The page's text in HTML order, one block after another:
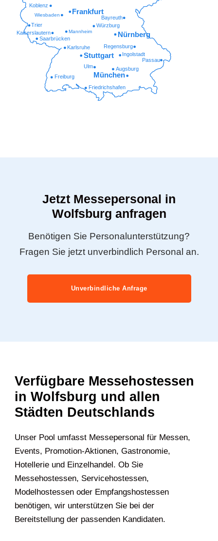
Friedrichshafen
Freiburg
Augsburg
Ulm
Passau
Ingolstadt
Regensburg
Karlsruhe
Saarbrücken
Kaiserslautern Mannheim
Würzburg
Trier
Wiesbaden Bayreuth
Koblenz
München
Stuttgart
Nürnberg
Frankfurt
Jetzt Messepersonal in
Wolfsburg anfragen
Benötigen Sie Personalunterstützung?
Fragen Sie jetzt unverbindlich Personal an.
Unverbindliche Anfrage
Verfügbare Messehostessen
in Wolfsburg und allen
Städten Deutschlands
U‍nser Pool umfasst Messepersonal für Messen,
Events, Promotion-Aktionen, Gastronomie,
Hotellerie und Einzelhandel. Ob Sie
Messehostessen, Servicehostessen,
Modelhostessen oder Empfangshostessen
benötigen, wir unterstützen Sie bei der
Bereitstellung der passenden Kandidaten.